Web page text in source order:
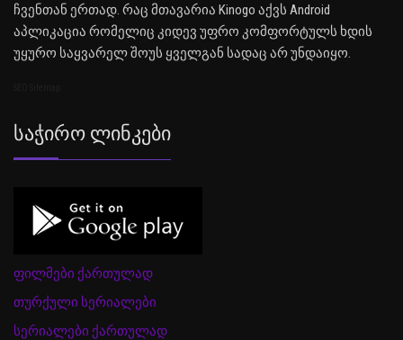
ჩვენთან ერთად. რაც მთავარია Kinogo აქვს Android
აპლიკაცია რომელიც კიდევ უფრო კომფორტულს ხდის
უყურო საყვარელ შოუს ყველგან სადაც არ უნდაიყო.
Საჭირო Ლინკები
ფილმები ქართულად
თურქული სერიალები
სერიალები ქართულად